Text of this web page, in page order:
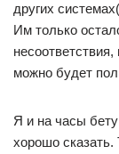
других
Им только
можно будет
Я и на часы
хорошо сказать.